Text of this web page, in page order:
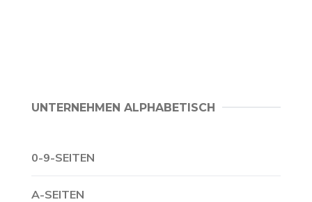
UNTERNEHMEN ALPHABETISCH
0-9-SEITEN
A-SEITEN